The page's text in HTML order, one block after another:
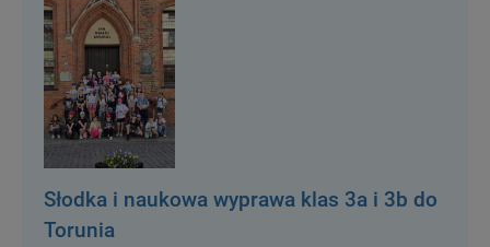
Słodka i naukowa wyprawa klas 3a i 3b do
Torunia